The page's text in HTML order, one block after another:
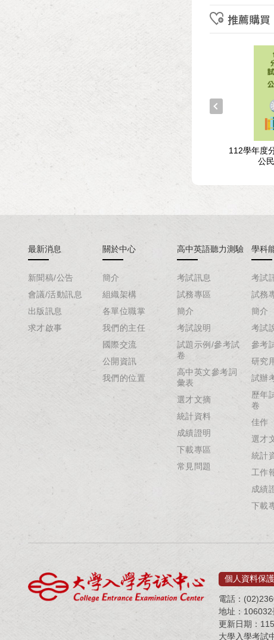
推薦購買
112學年度
公
最新消息
新聞稿/公告
會議/活動訊息
出版訊息
求才啟事
關於中心
簡介
組織架構
各單位職掌
我們的主任
國際交流
公開資訊
我們的位置
高中英語聽力測驗
考試訊息
試務專區
簡介
考試說明
試題示例/參考試
卷
高中英文參考詞
彙表
選才文摘
統計資料
成績證明
下載專區
常見問題
學科
考試
試務
簡介
考試
參考
研究
試辦
歷年
卷
佳作
選才
統計
工作
成績
下載
個人資料保護
電話：
地址：
更新日期：
大學入學考試